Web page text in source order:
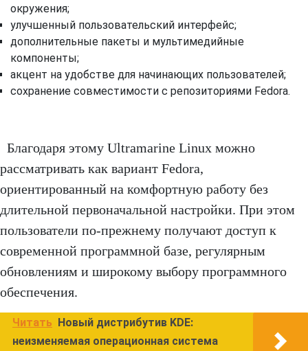
окружения;
улучшенный пользовательский интерфейс;
дополнительные пакеты и мультимедийные
компоненты;
акцент на удобстве для начинающих пользователей;
сохранение совместимости с репозиториями Fedora.
Благодаря этому Ultramarine Linux можно
рассматривать как вариант Fedora,
ориентированный на комфортную работу без
длительной первоначальной настройки. При этом
пользователи по-прежнему получают доступ к
современной программной базе, регулярным
обновлениям и широкому выбору программного
обеспечения.
Читать
Новый дистрибутив KDE:
неизменяемая операционная система